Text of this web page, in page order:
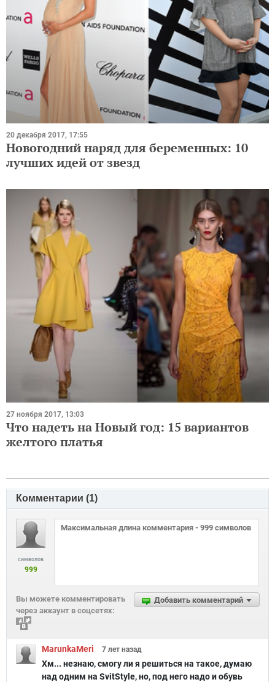
20 декабря 2017, 17:55
Новогодний наряд для беременных: 10
лучших идей от звезд
27 ноября 2017, 13:03
Что надеть на Новый год: 15 вариантов
желтого платья
Комментарии (1)
символов
999
Добавить комментарий
Вы можете комментировать
через аккаунт в соцсетях:
MarunkaMeri 7 лет назад
Хм... незнаю, смогу ли я решиться на такое, думаю
над одним на SvitStyle, но, под него надо и обувь